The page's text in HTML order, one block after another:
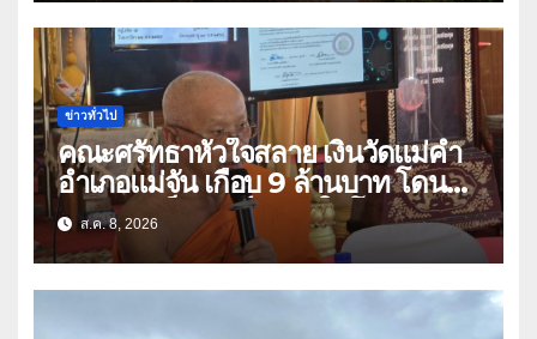
ข่าวทั่วไป
คณะศรัทธาหัวใจสลาย เงินวัดแม่คำ
อำเภอแม่จัน เกือบ 9 ล้านบาท โดน
แก๊งคอลเซ็นเตอร์หลอกให้โอนข้ามปีก
ว่า 66 บัญชี
ส.ค. 8, 2026